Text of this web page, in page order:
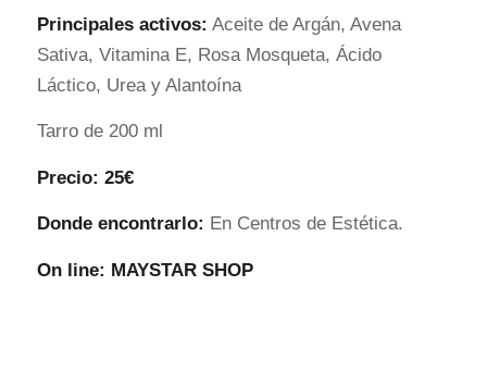
Principales activos: Aceite de Argán, Avena
Sativa, Vitamina E, Rosa Mosqueta, Ácido
Láctico, Urea y Alantoína
Tarro de 200 ml
Precio: 25€
Donde encontrarlo: En Centros de Estética.
On line: MAYSTAR SHOP